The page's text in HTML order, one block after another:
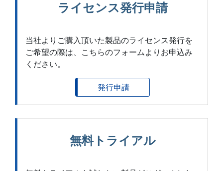
ライセンス発行申請
当社よりご購入頂いた製品のライセンス発行を
ご希望の際は、こちらのフォームよりお申込み
ください。
発行申請
無料トライアル